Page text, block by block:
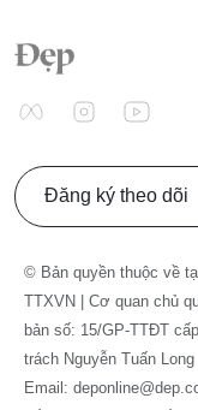
Đăng ký theo dõi
© Bản quyền thuộc về
TTXVN | Cơ quan chủ
bản số: 15/GP-TTĐT
trách Nguyễn Tuấn
Email: